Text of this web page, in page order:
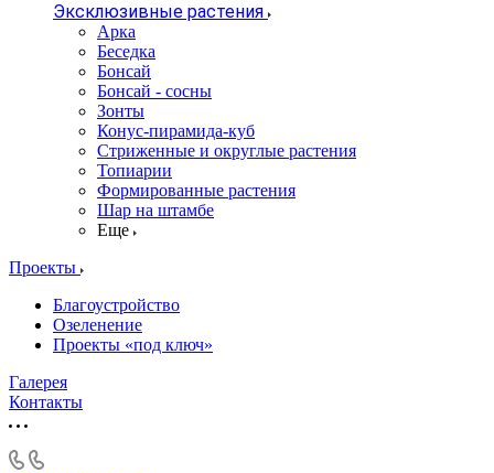
Эксклюзивные растения
Арка
Беседка
Бонсай
Бонсай - сосны
Зонты
Конус-пирамида-куб
Стриженные и округлые растения
Топиарии
Формированные растения
Шар на штамбе
Еще
Проекты
Благоустройство
Озеленение
Проекты «под ключ»
Галерея
Контакты